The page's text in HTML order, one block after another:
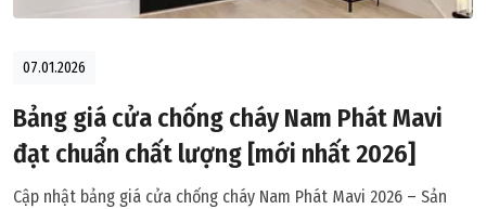
07.01.2026
Bảng giá cửa chống cháy Nam Phát Mavi
đạt chuẩn chất lượng [mới nhất 2026]
Cập nhật bảng giá cửa chống cháy Nam Phát Mavi 2026 – Sản